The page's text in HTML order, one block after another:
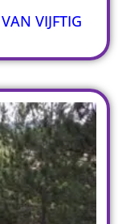
VIJFTIG